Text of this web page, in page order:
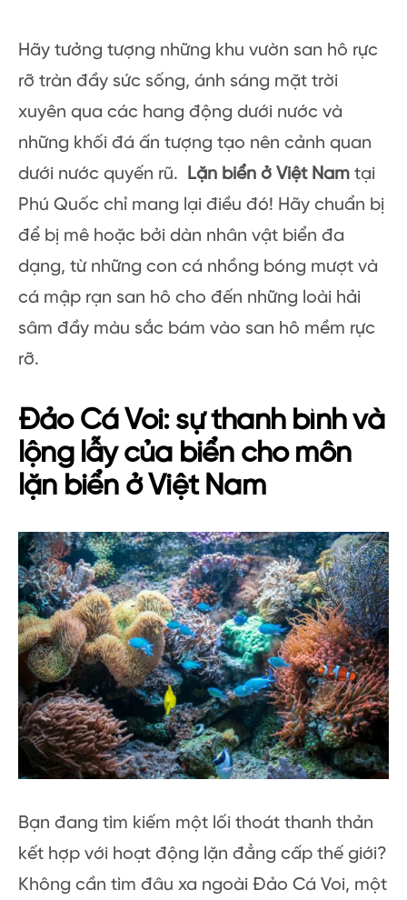
Hãy tưởng tượng những khu vườn san hô rực
rỡ tràn đầy sức sống, ánh sáng mặt trời
xuyên qua các hang động dưới nước và
những khối đá ấn tượng tạo nên cảnh quan
dưới nước quyến rũ.
Lặn biển ở Việt Nam tại
Phú Quốc chỉ mang lại điều đó! Hãy chuẩn bị
để bị mê hoặc bởi dàn nhân vật biển đa
dạng, từ những con cá nhồng bóng mượt và
cá mập rạn san hô cho đến những loài hải
sâm đầy màu sắc bám vào san hô mềm rực
rỡ.
Đảo Cá Voi: sự thanh bình và
lộng lẫy của biển cho môn
lặn biển ở Việt Nam
Bạn đang tìm kiếm một lối thoát thanh thản
kết hợp với hoạt động lặn đẳng cấp thế giới?
Không cần tìm đâu xa ngoài Đảo Cá Voi, một